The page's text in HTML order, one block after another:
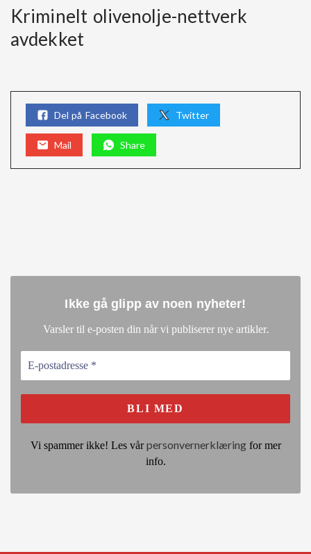
Kriminelt olivenolje-nettverk
avdekket
Del på Facebook Twitter
Mail Share
Ikke gå glipp av noen nyheter!
Varsler til e-posten din når vi publiserer nye artikler.
Vi spammer ikke! Les vårpersonvernerklæringfor mer
info.